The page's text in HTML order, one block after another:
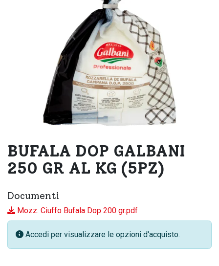
BUFALA DOP GALBANI
250 GR AL KG (5PZ)
Documenti
Mozz. Ciuffo Bufala Dop 200 gr.pdf
Accedi per visualizzare le opzioni d'acquisto.